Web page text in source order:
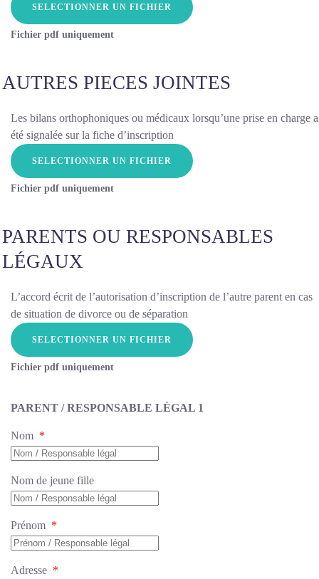
Fichier pdf uniquement
AUTRES PIECES JOINTES
Les bilans orthophoniques ou médicaux lorsqu’une prise en charge a
été signalée sur la fiche d’inscription
Fichier pdf uniquement
PARENTS OU RESPONSABLES
LÉGAUX
L’accord écrit de l’autorisation d’inscription de l’autre parent en cas
de situation de divorce ou de séparation
Fichier pdf uniquement
PARENT / RESPONSABLE LÉGAL 1
Nom *
Nom de jeune fille
Prénom *
Adresse *